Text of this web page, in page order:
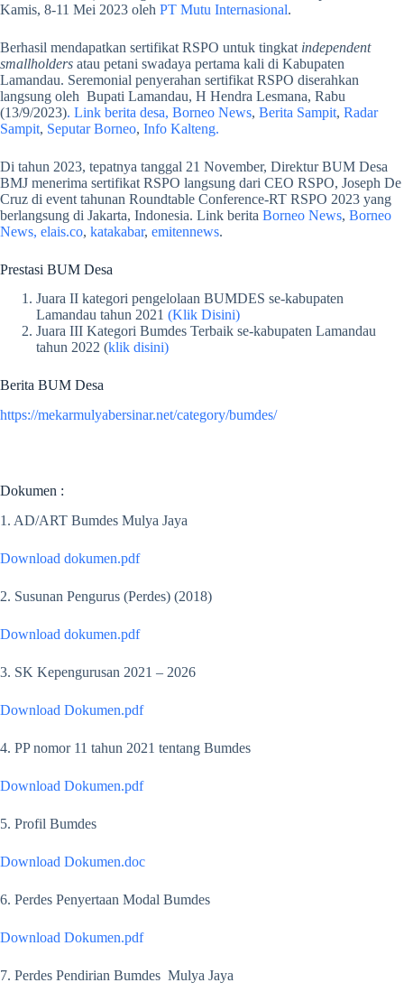
Kamis, 8-11 Mei 2023 oleh PT Mutu Internasional.
Berhasil mendapatkan sertifikat RSPO untuk tingkat independent
smallholders atau petani swadaya pertama kali di Kabupaten
Lamandau. Seremonial penyerahan sertifikat RSPO diserahkan
langsung oleh Bupati Lamandau, H Hendra Lesmana, Rabu
(13/9/2023). Link berita desa, Borneo News, Berita Sampit, Radar
Sampit, Seputar Borneo, Info Kalteng.
Di tahun 2023, tepatnya tanggal 21 November, Direktur BUM Desa
BMJ menerima sertifikat RSPO langsung dari CEO RSPO, Joseph De
Cruz di event tahunan Roundtable Conference-RT RSPO 2023 yang
berlangsung di Jakarta, Indonesia. Link berita Borneo News, Borneo
News, elais.co, katakabar, emitennews.
Prestasi BUM Desa
Juara II kategori pengelolaan BUMDES se-kabupaten
Lamandau tahun 2021 (Klik Disini)
Juara III Kategori Bumdes Terbaik se-kabupaten Lamandau
tahun 2022 (klik disini)
Berita BUM Desa
https://mekarmulyabersinar.net/category/bumdes/
Dokumen :
1. AD/ART Bumdes Mulya Jaya
Download dokumen.pdf
2. Susunan Pengurus (Perdes) (2018)
Download dokumen.pdf
3. SK Kepengurusan 2021 – 2026
Download Dokumen.pdf
4. PP nomor 11 tahun 2021 tentang Bumdes
Download Dokumen.pdf
5. Profil Bumdes
Download Dokumen.doc
6. Perdes Penyertaan Modal Bumdes
Download Dokumen.pdf
7. Perdes Pendirian Bumdes Mulya Jaya